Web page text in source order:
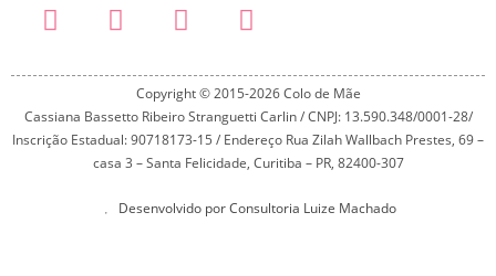
Copyright © 2015-2026 Colo de Mãe
Cassiana Bassetto Ribeiro Stranguetti Carlin / CNPJ: 13.590.348/0001-28/
Inscrição Estadual: 90718173-15 / Endereço Rua Zilah Wallbach Prestes, 69 –
casa 3 – Santa Felicidade, Curitiba – PR, 82400-307
Desenvolvido por Consultoria Luize Machado